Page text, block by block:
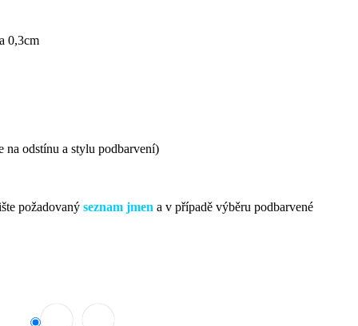
0,3cm
na odstínu a stylu podbarvení)
požadovaný seznam jmen a v případě výběru podbarvené